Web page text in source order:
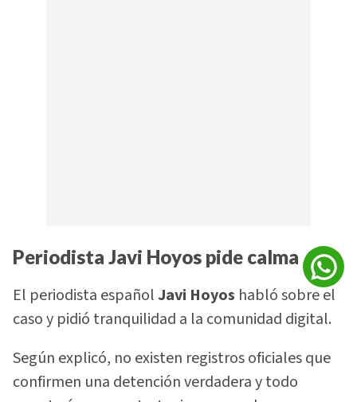
Periodista Javi Hoyos pide calma
El periodista españolJavi Hoyos habló sobre el
caso y pidió tranquilidad a la comunidad digital.
Según explicó, no existen registros oficiales que
confirmen una detención verdadera y todo